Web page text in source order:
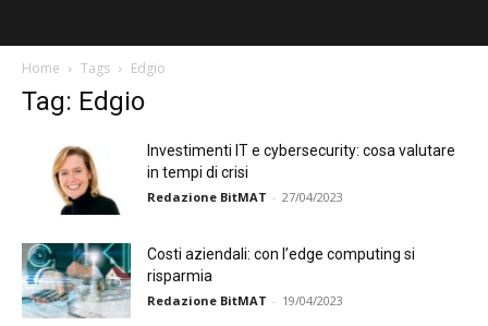
Home Tags Edgio
Tag: Edgio
Investimenti IT e cybersecurity: cosa valutare
in tempi di crisi
Redazione BitMAT - 27/04/2023
Costi aziendali: con l’edge computing si
risparmia
Redazione BitMAT - 19/04/2023